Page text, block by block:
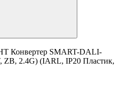
Конвертер SMART-DALI-
ZB, 2.4G) (IARL, IP20 Пластик,